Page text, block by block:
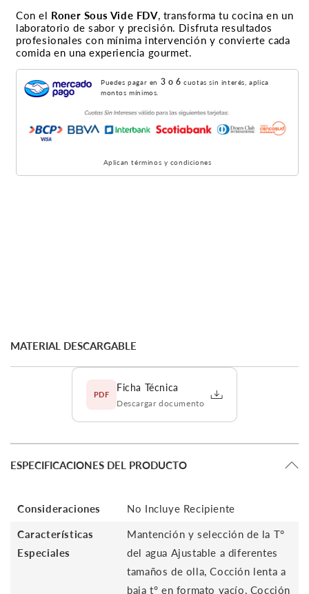
Con el Roner Sous Vide FDV, transforma tu cocina en un
laboratorio de sabor y precisión. Disfruta resultados
profesionales con mínima intervención y convierte cada
comida en una experiencia gourmet.
Puedes pagar en 3 o 6 cuotas sin interés, aplica
montos mínimos.
Aplican términos y condiciones
MATERIAL DESCARGABLE
PDF
Ficha Técnica
Descargar documento
ESPECIFICACIONES DEL PRODUCTO
Consideraciones No Incluye Recipiente
Características
Especiales
Mantención y selección de la T°
del agua Ajustable a diferentes
tamaños de olla, Cocción lenta a
baja t° en formato vacío, Cocción